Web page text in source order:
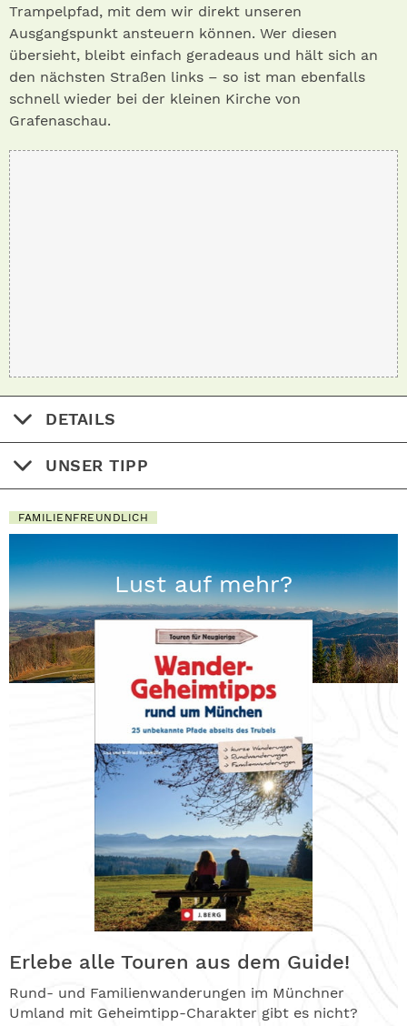
Trampelpfad, mit dem wir direkt unseren
Ausgangspunkt ansteuern können. Wer diesen
übersieht, bleibt einfach geradeaus und hält sich an
den nächsten Straßen links – so ist man ebenfalls
schnell wieder bei der kleinen Kirche von
Grafenaschau.
DETAILS
UNSER TIPP
FAMILIENFREUNDLICH
Lust auf mehr?
Erlebe alle Touren aus dem Guide!
Rund- und Familienwanderungen im Münchner
Umland mit Geheimtipp-Charakter gibt es nicht?